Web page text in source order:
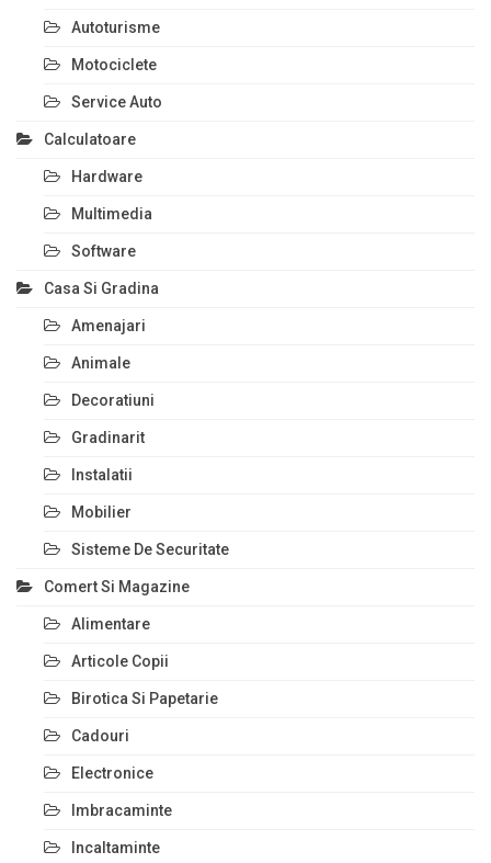
Autoturisme
Motociclete
Service Auto
Calculatoare
Hardware
Multimedia
Software
Casa Si Gradina
Amenajari
Animale
Decoratiuni
Gradinarit
Instalatii
Mobilier
Sisteme De Securitate
Comert Si Magazine
Alimentare
Articole Copii
Birotica Si Papetarie
Cadouri
Electronice
Imbracaminte
Incaltaminte